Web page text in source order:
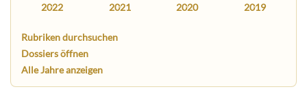
2022 2021 2020 2019
Rubriken durchsuchen
Dossiers öffnen
Alle Jahre anzeigen